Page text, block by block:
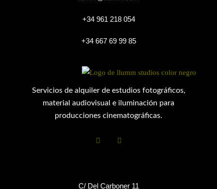
+34 961 218 054
+34 667 69 99 85
Servicios de alquiler de estudios fotográficos,
material audiovisual e iluminación para
producciones cinematográficas.
C/ Del Carboner 11